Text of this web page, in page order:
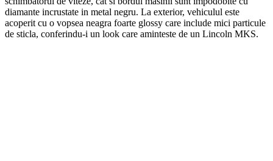
diamante incrustate in metal negru. La exterior, vehiculul este
acoperit cu o vopsea neagra foarte glossy care include mici particule
de sticla, conferindu-i un look care aminteste de un Lincoln MKS.